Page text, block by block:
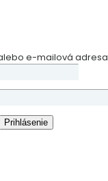
e-mailová adresa
Prihlásenie